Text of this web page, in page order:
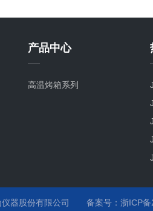
产品中心
高温烤箱系列
仪器股份有限公司 备案号：浙ICP